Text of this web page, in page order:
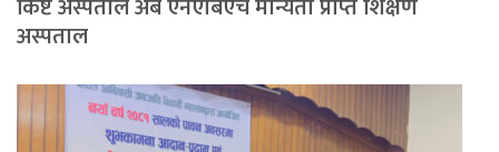
अस्पताल